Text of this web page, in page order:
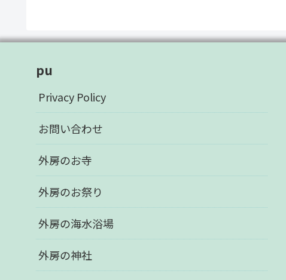
pu
Privacy Policy
お問い合わせ
外房のお寺
外房のお祭り
外房の海水浴場
外房の神社